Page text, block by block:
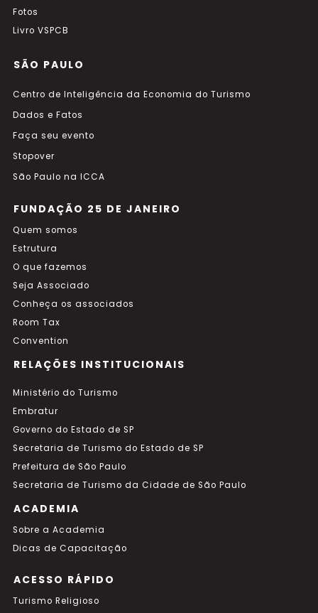
Fotos
Livro VSPCB
SÃO PAULO
Centro de Inteligência da Economia do Turismo
Dados e Fatos
Faça seu evento
Stopover
São Paulo na ICCA
FUNDAÇÃO 25 DE JANEIRO
Quem somos
Estrutura
O que fazemos
Seja Associado
Conheça os associados
Room Tax
Convention
RELAÇÕES INSTITUCIONAIS
Ministério do Turismo
Embratur
Governo do Estado de SP
Secretaria de Turismo do Estado de SP
Prefeitura de São Paulo
Secretaria de Turismo da Cidade de São Paulo
ACADEMIA
Sobre a Academia
Dicas de Capacitação
ACESSO RÁPIDO
Turismo Religioso